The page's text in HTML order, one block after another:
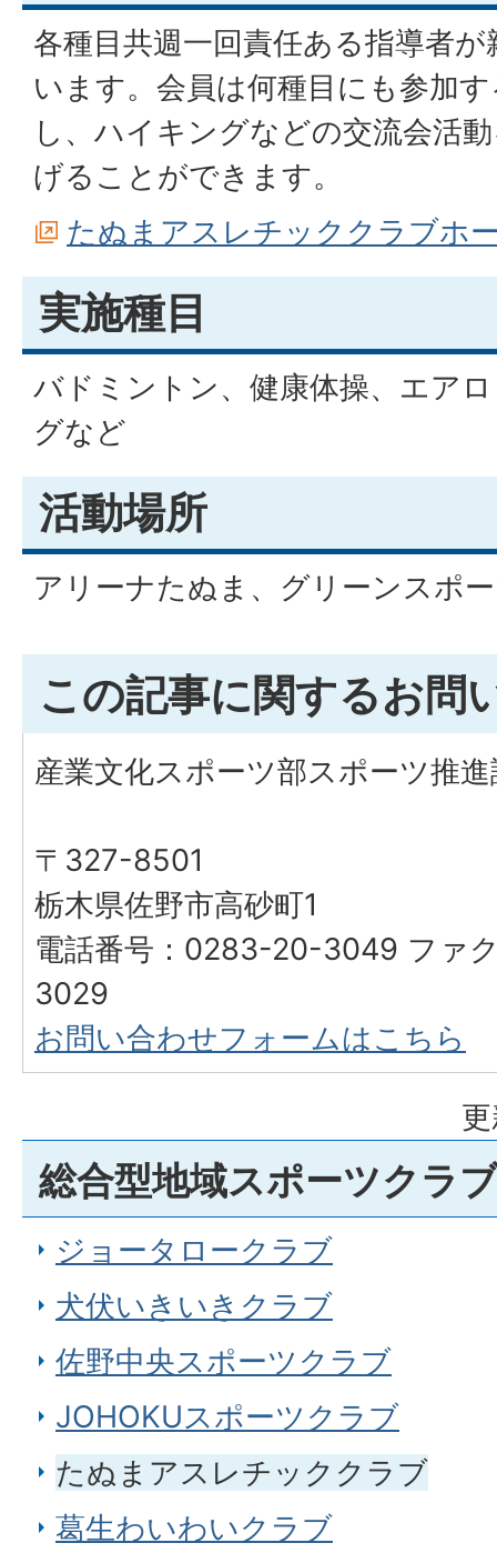
各種目共週一回責任ある指導者
います。会員は何種目にも参加
し、ハイキングなどの交流会活
げることができます。
たぬまアスレチッククラブホ
実施種目
バドミントン、健康体操、エア
グなど
活動場所
アリーナたぬま、グリーンスポ
この記事に関するお問
産業文化スポーツ部スポーツ推
〒327-8501
栃木県佐野市高砂町1
電話番号：0283-20-3049 ファ
3029
お問い合わせフォームはこちら
総合型地域スポーツクラ
ジョータロークラブ
犬伏いきいきクラブ
佐野中央スポーツクラブ
JOHOKUスポーツクラブ
たぬまアスレチッククラブ
葛生わいわいクラブ